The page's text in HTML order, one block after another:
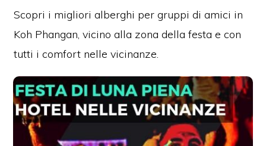
Scopri i migliori alberghi per gruppi di amici in
Koh Phangan, vicino alla zona della festa e con
tutti i comfort nelle vicinanze.